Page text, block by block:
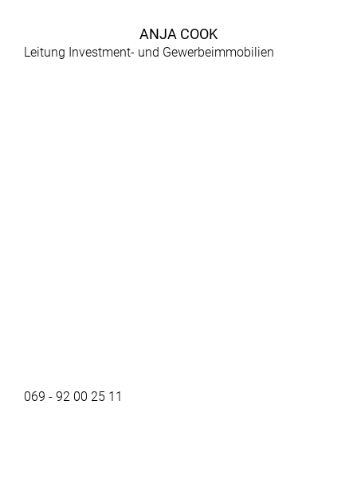
ANJA COOK
Leitung Investment- und Gewerbeimmobilien
069 - 92 00 25 11